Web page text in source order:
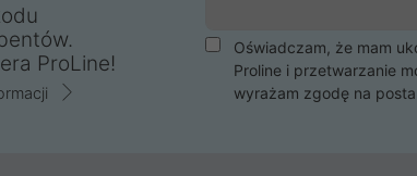
ProLine!
Oświadczam, że mam
Proline i przetwarzanie
wyrażam zgodę na